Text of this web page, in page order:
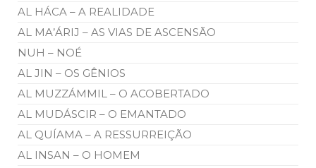
AL HÁCA – A REALIDADE
AL MA’ÁRIJ – AS VIAS DE ASCENSÃO
NUH – NOÉ
AL JIN – OS GÊNIOS
AL MUZZÁMMIL – O ACOBERTADO
AL MUDÁSCIR – O EMANTADO
AL QUÍAMA – A RESSURREIÇÃO
AL INSAN – O HOMEM